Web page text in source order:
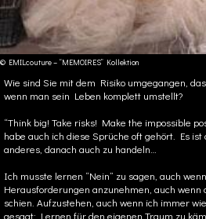
© EMILcouture – “MEMOIRES” Kollektion
Wie sind Sie mit dem Risiko umgegangen,
wenn man sein Leben komplett umstellt?
“Think big! Take risks! Make the impossible
habe auch ich diese Sprüche oft gehört. Es
anderes, danach auch zu handeln…
Ich musste lernen “Nein” zu sagen, auch
Herausforderungen anzunehmen, auch
schien. Aufzustehen, auch wenn ich immer
gesagt: Lernen für den eigenen Traum zu